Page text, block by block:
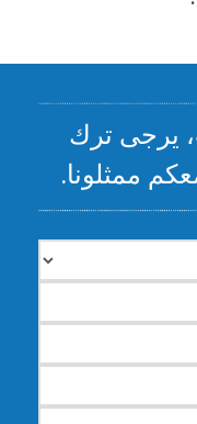
يرجى ترك
ممثلونا.